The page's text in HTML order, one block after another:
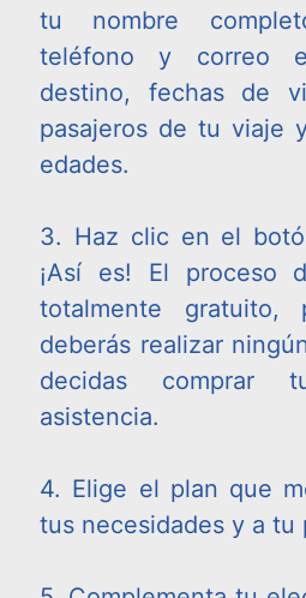
tu nombre
teléfono y correo
destino, fechas de
pasajeros de tu viaje
edades.
3. Haz clic en el
¡Así es! El proceso
totalmente
deberás realizar
decidas comprar
asistencia.
4. Elige el plan que
tus necesidades y a tu